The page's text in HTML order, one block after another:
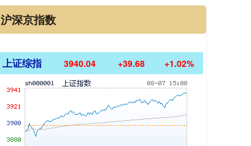
沪深京指数
上证综指 3940.04 +39.68 +1.02%